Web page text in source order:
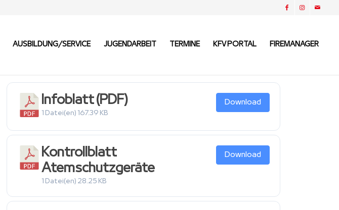
AUSBILDUNG/SERVICE JUGENDARBEIT TERMINE KFV PORTAL FIREMANAGER
Infoblatt (PDF)
1 Datei(en)167.39 KB
Download
Kontrollblatt
Atemschutzgeräte
1 Datei(en) 28.25 KB
Download